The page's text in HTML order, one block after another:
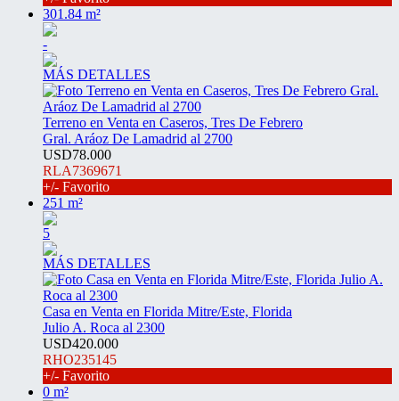
301.84 m²
-
MÁS DETALLES
Terreno en Venta en Caseros, Tres De Febrero
Gral. Aráoz De Lamadrid al 2700
USD78.000
RLA7369671
+/- Favorito
251 m²
5
MÁS DETALLES
Casa en Venta en Florida Mitre/Este, Florida
Julio A. Roca al 2300
USD420.000
RHO235145
+/- Favorito
0 m²